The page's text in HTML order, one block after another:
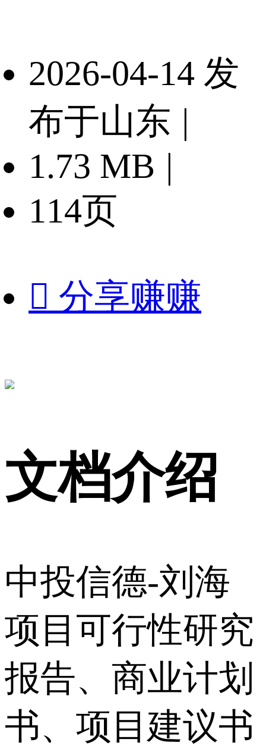
2026-04-14 发
布于山东 |
1.73 MB |
114页
 分享赚赚
文档介绍
中投信德-刘海
项目可行性研究
报告、商业计划
书、项目建议书